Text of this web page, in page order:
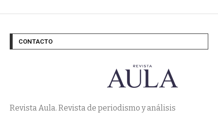
CONTACTO
Revista Aula. Revista de periodismo y análisis